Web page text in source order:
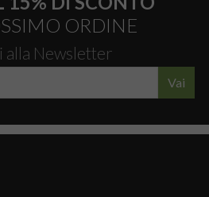
ORDINE
alla Newsletter
Vai